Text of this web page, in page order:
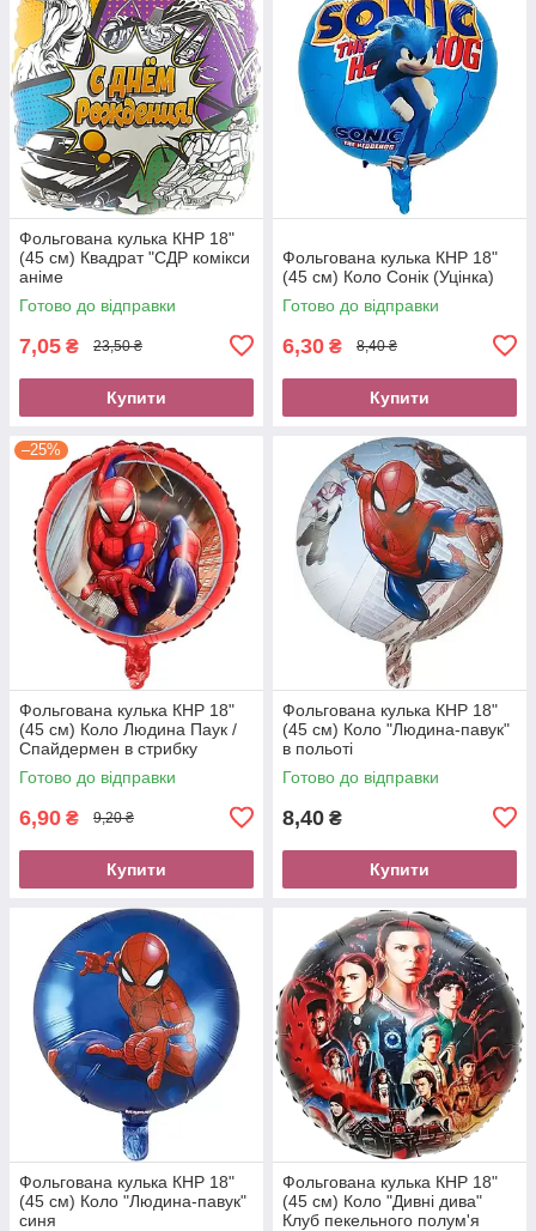
Фольгована кулька КНР 18"
(45 см) Квадрат "СДР комікси
аніме
Готово до відправки
7,05 ₴ 23,50 ₴
Купити
Фольгована кулька КНР 18"
(45 см) Коло Сонік (Уцінка)
Готово до відправки
6,30 ₴ 8,40 ₴
Купити
–25%
Фольгована кулька КНР 18"
(45 см) Коло Людина Паук /
Спайдермен в стрибку
(Уцінка)
Готово до відправки
6,90 ₴ 9,20 ₴
Купити
Фольгована кулька КНР 18"
(45 см) Коло "Людина-павук"
в польоті
Готово до відправки
8,40 ₴
Купити
Фольгована кулька КНР 18"
(45 см) Коло "Людина-павук"
синя
Фольгована кулька КНР 18"
(45 см) Коло "Дивні дива"
Клуб пекельного полум'я